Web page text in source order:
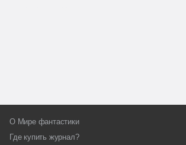
О Мире фантастики
Где купить журнал?